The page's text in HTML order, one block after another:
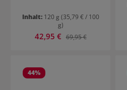
Inhalt: 120 g (35,79 € / 100
g)
Verkaufspreis:
42,95 € Regulärer Preis:
69,95 €
44%